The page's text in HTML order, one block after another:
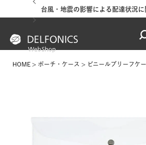
台風・地震の影響による配達状況に
HOME ポーチ・ケース ビニールブリーフケ